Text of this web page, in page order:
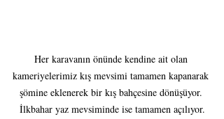
Her karavanın önünde kendine ait olan
kameriyelerimiz kış mevsimi tamamen kapanarak
şömine eklenerek bir kış bahçesine dönüşüyor.
İlkbahar yaz mevsiminde ise tamamen açılıyor.